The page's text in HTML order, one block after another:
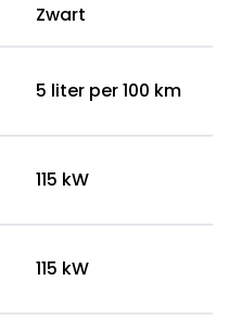
Zwart
5 liter per 100 km
115 kW
115 kW